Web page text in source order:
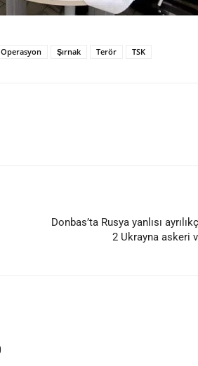
Operasyon Şırnak Terör TSK
Donbas’ta Rusya yanlısı
2 Ukrayna askeri